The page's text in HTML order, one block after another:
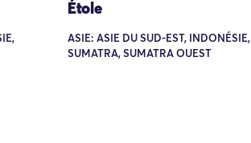
Étole
ASIE: ASIE DU SUD-EST, INDONÉSIE,
SUMATRA, SUMATRA OUEST